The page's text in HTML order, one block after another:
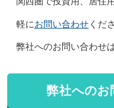
軽にお問い合わせくだ
弊社へのお問い合わせ
弊社へのお